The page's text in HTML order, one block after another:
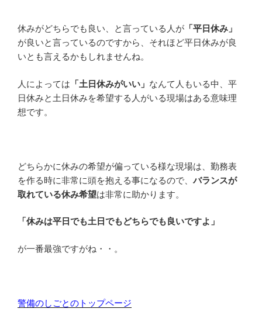
休みがどちらでも良い、と言っている人が 「平日休み」
が良いと言っているのですから、それほど平日休みが良
いとも言えるかもしれませんね。
人によっては 「土日休みがいい」 なんて人もいる中、平
日休みと土日休みを希望する人がいる現場はある意味理
想です。
どちらかに休みの希望が偏っている様な現場は、勤務表
を作る時に非常に頭を抱える事になるので、 バランスが
取れている休み希望は非常に助かります。
「休みは平日でも土日でもどちらでも良いですよ」
が一番最強ですがね・・。
警備のしごとのトップページ